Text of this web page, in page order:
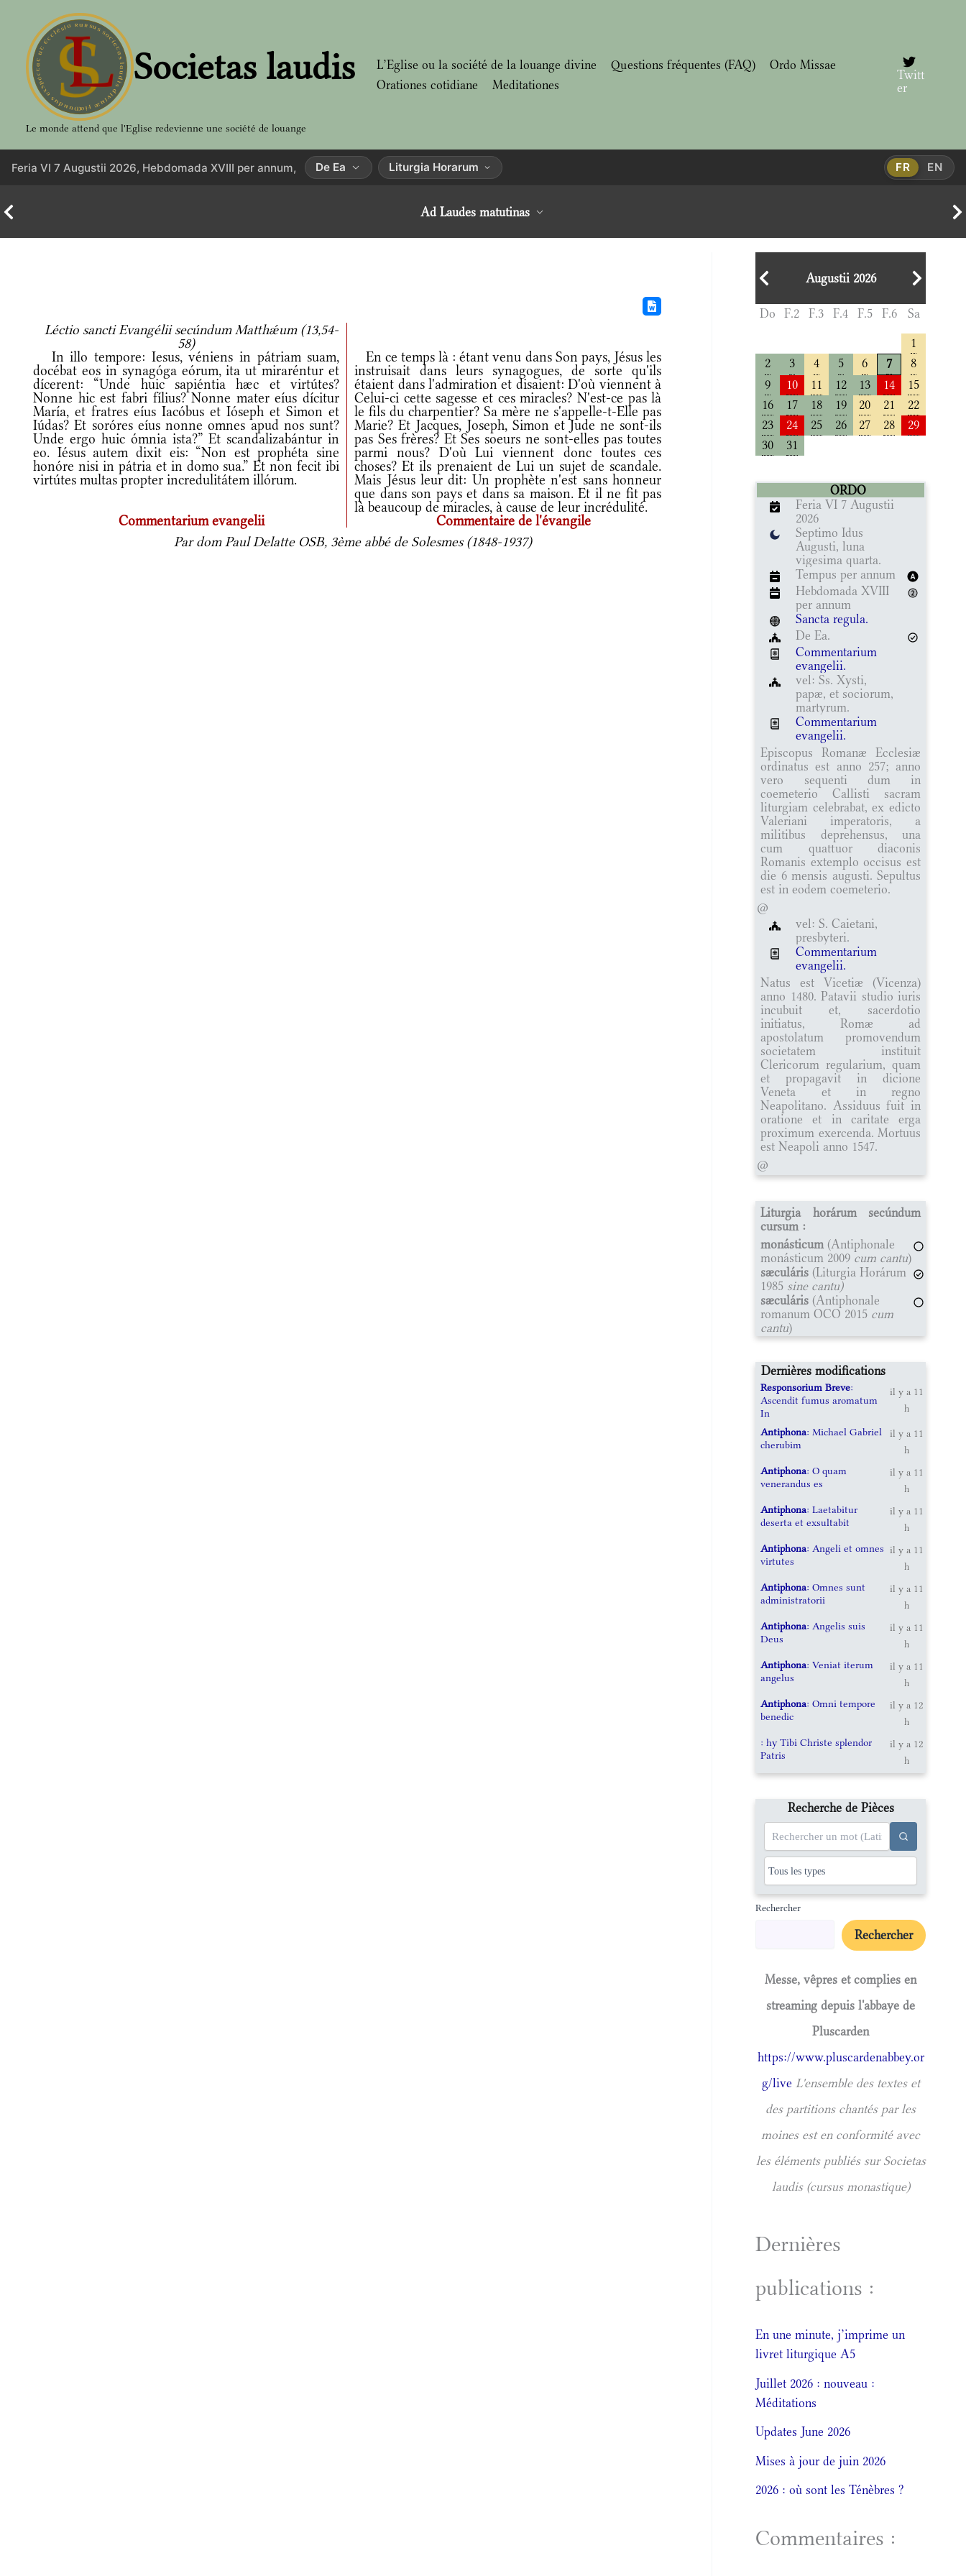
contenu
Societas laudis
Le monde attend que l'Eglise redevienne une société de louange
L’Eglise ou la société de la louange divine Questions fréquentes (FAQ)
Ordo Missae
Orationes cotidiane
Meditationes
Twitt
er
Feria VI 7 Augustii 2026, Hebdomada XVIII per annum, De Ea Liturgia Horarum FR EN
Ad Laudes matutinas
Léctio sancti Evangélii secúndum Matthǽum (13,54-
58)
In illo tempore: Iesus, véniens in pátriam suam,
docébat eos in synagóga eórum, ita ut miraréntur et
dícerent: “Unde huic sapiéntia hæc et virtútes?
Nonne hic est fabri fílius? Nonne mater eíus dícitur
María, et fratres eíus Iacóbus et Ióseph et Simon et
Iúdas? Et soróres eíus nonne omnes apud nos sunt?
Unde ergo huic ómnia ista?” Et scandalizabántur in
eo. Iésus autem dixit eis: “Non est prophéta sine
honóre nisi in pátria et in domo sua.” Et non fecit ibi
virtútes multas propter incredulitátem illórum.
En ce temps là : étant venu dans Son pays, Jésus les
instruisait dans leurs synagogues, de sorte qu'ils
étaient dans l'admiration et disaient: D'où viennent à
Celui-ci cette sagesse et ces miracles? N'est-ce pas là
le fils du charpentier? Sa mère ne s'appelle-t-Elle pas
Marie? Et Jacques, Joseph, Simon et Jude ne sont-ils
pas Ses frères? Et Ses soeurs ne sont-elles pas toutes
parmi nous? D'où Lui viennent donc toutes ces
choses? Et ils prenaient de Lui un sujet de scandale.
Mais Jésus leur dit: Un prophète n'est sans honneur
que dans son pays et dans sa maison. Et il ne fit pas
là beaucoup de miracles, à cause de leur incrédulité.
Commentarium evangelii
Commentaire de l'évangile
Par dom Paul Delatte OSB, 3ème abbé de Solesmes (1848-1937)
Augustii 2026
Do F.2 F.3 F.4 F.5 F.6 Sa
1
2
3 4 5 6 7
8
9
10 11 12 13 14
15
16
17 18 19 20 21
22
23
24 25 26 27 28
29
30
31
ORDO
Feria VI 7 Augustii
2026
Septimo Idus
Augusti, luna
vigesima quarta.
Tempus per annum
Hebdomada XVIII
per annum
Sancta regula.
De Ea.
Commentarium
evangelii.
vel: Ss. Xysti,
papæ, et sociorum,
martyrum.
Commentarium
evangelii.
Episcopus Romanæ Ecclesiæ
ordinatus est anno 257; anno
vero sequenti dum in
coemeterio Callisti sacram
liturgiam celebrabat, ex edicto
Valeriani imperatoris, a
militibus deprehensus, una
cum quattuor diaconis
Romanis extemplo occisus est
die 6 mensis augusti. Sepultus
est in eodem coemeterio.
@
vel: S. Caietani,
presbyteri.
Commentarium
evangelii.
Natus est Vicetiæ (Vicenza)
anno 1480. Patavii studio iuris
incubuit et, sacerdotio
initiatus, Romæ ad
apostolatum promovendum
societatem instituit
Clericorum regularium, quam
et propagavit in dicione
Veneta et in regno
Neapolitano. Assiduus fuit in
oratione et in caritate erga
proximum exercenda. Mortuus
est Neapoli anno 1547.
@
Liturgia horárum secúndum
cursum :
monásticum (Antiphonale
monásticum 2009 cum cantu)
sæculáris (Liturgia Horárum
1985 sine cantu)
sæculáris (Antiphonale
romanum OCO 2015 cum
cantu)
Dernières modifications
Responsorium Breve:
Ascendit fumus aromatum
In
il y a 11
h
Antiphona: Michael Gabriel
cherubim
il y a 11
h
Antiphona: O quam
venerandus es
il y a 11
h
Antiphona: Laetabitur
deserta et exsultabit
il y a 11
h
Antiphona: Angeli et omnes
virtutes
il y a 11
h
Antiphona: Omnes sunt
administratorii
il y a 11
h
Antiphona: Angelis suis
Deus
il y a 11
h
Antiphona: Veniat iterum
angelus
il y a 11
h
Antiphona: Omni tempore
benedic
il y a 12
h
: hy Tibi Christe splendor
Patris
il y a 12
h
Recherche de Pièces
Rechercher
Rechercher
Messe, vêpres et complies en
streaming depuis l'abbaye de
Pluscarden
https://www.pluscardenabbey.or
g/live L'ensemble des textes et
des partitions chantés par les
moines est en conformité avec
les éléments publiés sur Societas
laudis (cursus monastique)
Dernières
publications :
En une minute, j’imprime un
livret liturgique A5
Juillet 2026 : nouveau :
Méditations
Updates June 2026
Mises à jour de juin 2026
2026 : où sont les Ténèbres ?
Commentaires :